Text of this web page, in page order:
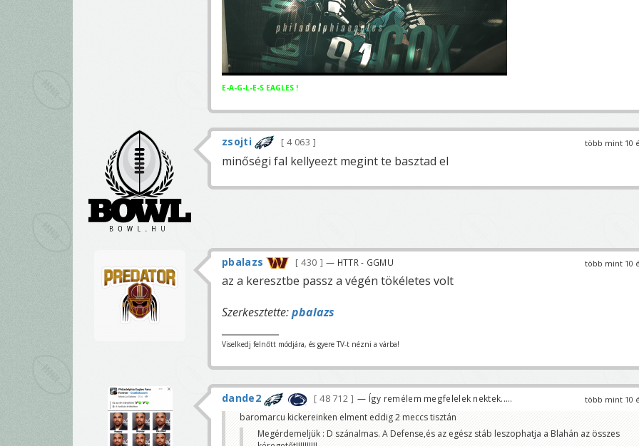
E-A-G-L-E-S EAGLES !
több mint 10
zsojti 4 063
minőségi fal kellyeezt megint te basztad el
több mint 10
pbalazs 430 — HTTR - GGMU
az a keresztbe passz a végén tökéletes volt
Szerkesztette:pbalazs
Viselkedj felnőtt módjára, és gyere TV-t nézni a várba!
több mint 10
dande2 48 712 — Így remélem megfelelek nektek.....
baromarcu kickereinken elment eddig 2 meccs tisztán
Megérdemeljük : D szánalmas. A Defense,és az egész stáb leszophatja a Blahán az összes